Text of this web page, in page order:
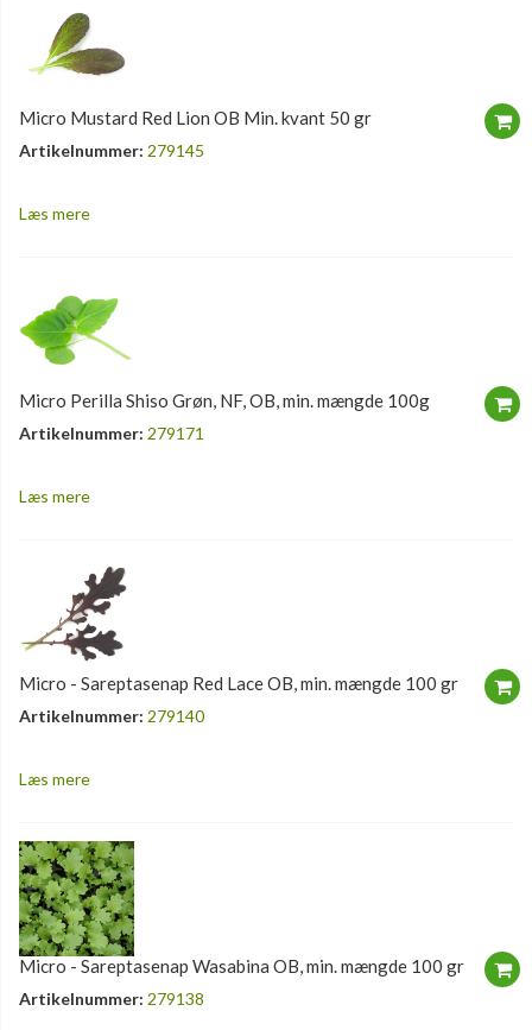
Micro Mustard Red Lion OB Min. kvant 50 gr
Artikelnummer: 279145
Læs mere
Micro Perilla Shiso Grøn, NF, OB, min. mængde 100g
Artikelnummer: 279171
Læs mere
Micro - Sareptasenap Red Lace OB, min. mængde 100 gr
Artikelnummer: 279140
Læs mere
Micro - Sareptasenap Wasabina OB, min. mængde 100 gr
Artikelnummer: 279138